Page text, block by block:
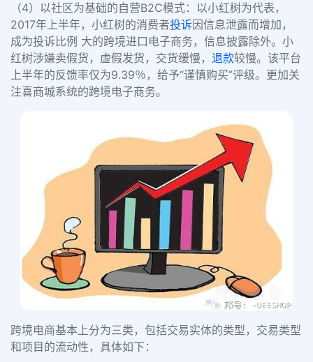
（4）以社区为基础的自营B2C模式：以小红树为代表，
2017年上半年，小红树的消费者投诉因信息泄露而增加，
成为投诉比例 大的跨境进口电子商务，信息披露除外。小
红树涉嫌卖假货，虚假发货，交货缓慢， 退款较慢。该平台
上半年的反馈率仅为9.39％，给予“谨慎购买”评级。更加关
注喜商城系统的跨境电子商务。
跨境电商基本上分为三类，包括交易实体的类型，交易类型
和项目的流动性，具体如下：